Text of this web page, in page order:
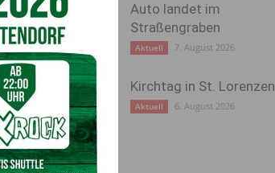
Auto landet im
Straßengraben
Aktuell 7. August 2026
Kirchtag in St. Lorenzen
Aktuell 6. August 2026